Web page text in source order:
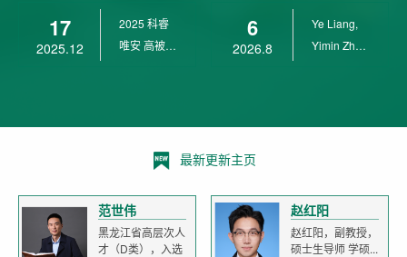
17
2025.12
2025 科睿
唯安 高被引
6
2026.8
Ye Liang,
Yimin Zhu,
最新更新主页
范世伟
黑龙江省高层次人
才（D类），入选
赵红阳
赵红阳，副教授，
硕士生导师 学硕...